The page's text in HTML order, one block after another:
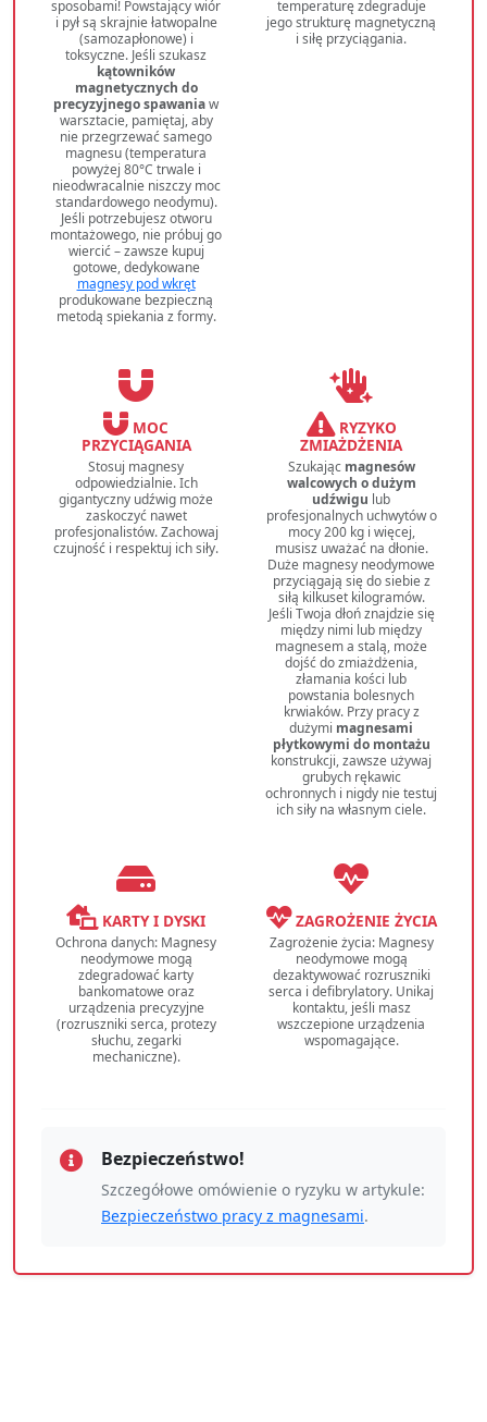
sposobami! Powstający wiór
i pył są skrajnie łatwopalne
(samozapłonowe) i
toksyczne. Jeśli szukasz
kątowników
magnetycznych do
precyzyjnego spawaniaw
warsztacie, pamiętaj, aby
nie przegrzewać samego
magnesu (temperatura
powyżej 80°C trwale i
nieodwracalnie niszczy moc
standardowego neodymu).
Jeśli potrzebujesz otworu
montażowego, nie próbuj go
wiercić – zawsze kupuj
gotowe, dedykowane
magnesy pod wkręt
produkowane bezpieczną
metodą spiekania z formy.
temperaturę zdegraduje
jego strukturę magnetyczną
i siłę przyciągania.
MOC
PRZYCIĄGANIA
Stosuj magnesy
odpowiedzialnie. Ich
gigantyczny udźwig może
zaskoczyć nawet
profesjonalistów. Zachowaj
czujność i respektuj ich siły.
RYZYKO
ZMIAŻDŻENIA
Szukając magnesów
walcowych o dużym
udźwigu lub
profesjonalnych uchwytów o
mocy 200 kg i więcej,
musisz uważać na dłonie.
Duże magnesy neodymowe
przyciągają się do siebie z
siłą kilkuset kilogramów.
Jeśli Twoja dłoń znajdzie się
między nimi lub między
magnesem a stalą, może
dojść do zmiażdżenia,
złamania kości lub
powstania bolesnych
krwiaków. Przy pracy z
dużymi magnesami
płytkowymi do montażu
konstrukcji, zawsze używaj
grubych rękawic
ochronnych i nigdy nie testuj
ich siły na własnym ciele.
KARTY I DYSKI
Ochrona danych: Magnesy
neodymowe mogą
zdegradować karty
bankomatowe oraz
urządzenia precyzyjne
(rozruszniki serca, protezy
słuchu, zegarki
mechaniczne).
ZAGROŻENIE ŻYCIA
Zagrożenie życia: Magnesy
neodymowe mogą
dezaktywować rozruszniki
serca i defibrylatory. Unikaj
kontaktu, jeśli masz
wszczepione urządzenia
wspomagające.
Bezpieczeństwo!
Szczegółowe omówienie o ryzyku w artykule:
Bezpieczeństwo pracy z magnesami.